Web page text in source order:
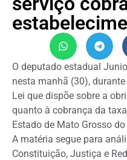
O deputado estadual
nesta manhã (30),
Lei que dispõe sobre a
quanto à cobrança da
Estado de Mato Grosso
A matéria segue para
Constituição, Justiça e